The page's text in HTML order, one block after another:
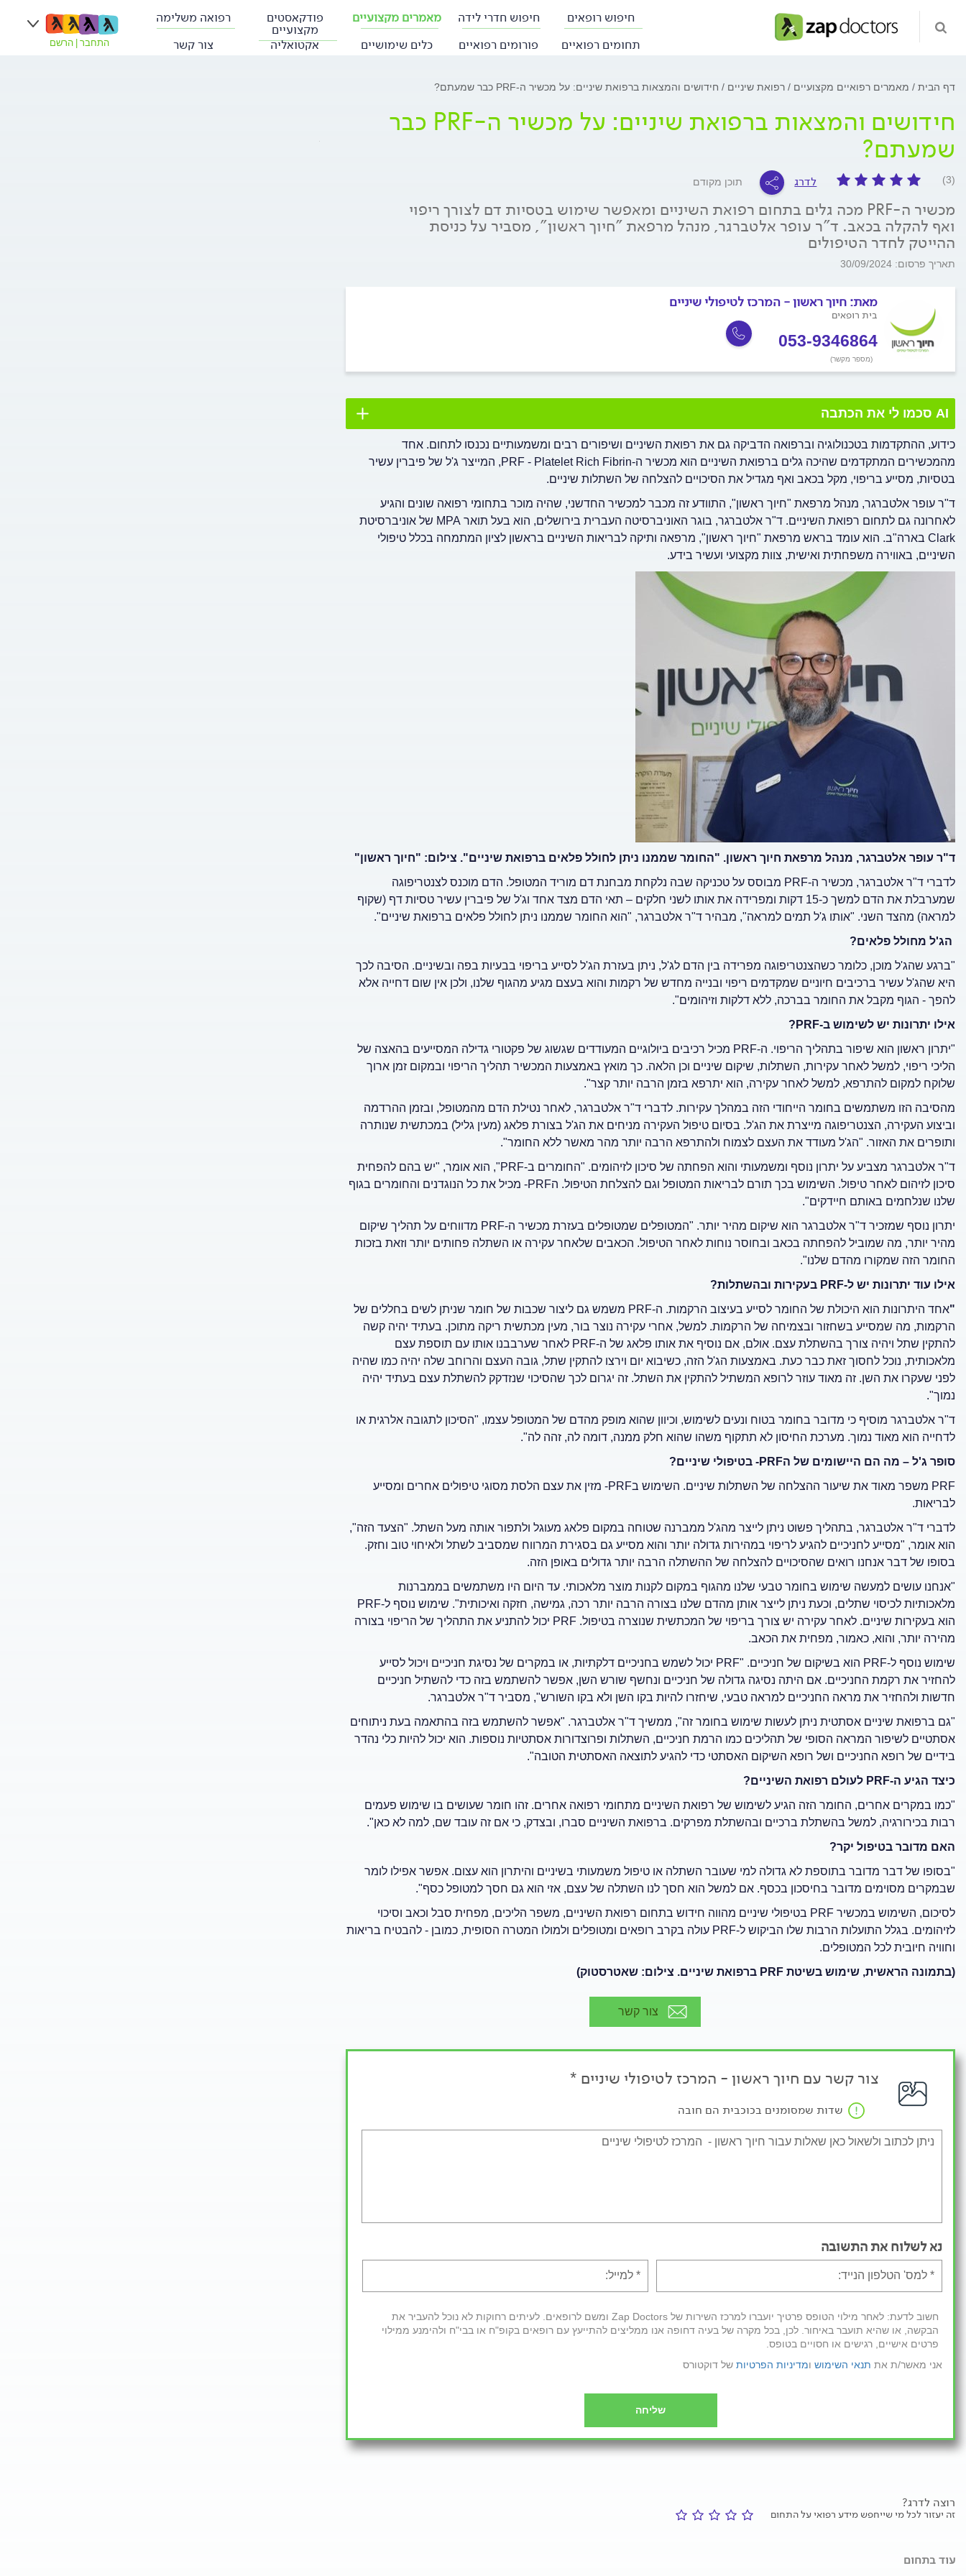
חיפוש רופאים חיפוש חדרי לידה מאמרים מקצועיים פודקאסטים
מקצועיים
רפואה משלימה
תחומים רפואיים
פורומים רפואיים כלים שימושיים אקטואליה צור קשר התחבר הרשם
דף הבית מאמרים רפואיים מקצועיים רפואת שיניים חידושים והמצאות ברפואת שיניים: על מכשיר ה-PRF כבר שמעתם?
חידושים והמצאות ברפואת שיניים: על מכשיר ה-PRF כבר
שמעתם?
(3) לדרג תוכן מקודם
מכשיר ה-PRF מכה גלים בתחום רפואת השיניים ומאפשר שימוש בטסיות דם לצורך ריפוי
ואף להקלה בכאב. ד"ר עופר אלטברגר, מנהל מרפאת "חיוך ראשון", מסביר על כניסת
ההייטק לחדר הטיפולים
תאריך פרסום: 30/09/2024
מאת: חיוך ראשון - המרכז לטיפולי שיניים
בית רופאים
053-9346864
(מספר מקשר)
AI סכמו לי את הכתבה
כידוע, ההתקדמות בטכנולוגיה וברפואה הדביקה גם את רפואת השיניים ושיפורים רבים ומשמעותיים נכנסו לתחום. אחד
מהמכשירים המתקדמים שהיכה גלים ברפואת השיניים הוא מכשיר ה-PRF - Platelet Rich Fibrin, המייצר ג'ל של פיברין עשיר
בטסיות, מסייע בריפוי, מקל בכאב ואף מגדיל את הסיכויים להצלחה של השתלות שיניים.
ד"ר עופר אלטברגר, מנהל מרפאת "חיוך ראשון", התוודע זה מכבר למכשיר החדשני, שהיה מוכר בתחומי רפואה שונים והגיע
לאחרונה גם לתחום רפואת השיניים. ד"ר אלטברגר, בוגר האוניברסיטה העברית בירושלים, הוא בעל תואר MPA של אוניברסיטת
Clark בארה"ב. הוא עומד בראש מרפאת "חיוך ראשון", מרפאה ותיקה לבריאות השיניים בראשון לציון המתמחה בכלל טיפולי
השיניים, באווירה משפחתית ואישית, צוות מקצועי ועשיר בידע.
ד"ר עופר אלטברגר, מנהל מרפאת חיוך ראשון. "החומר שממנו ניתן לחולל פלאים ברפואת שיניים". צילום: "חיוך ראשון"
לדברי ד"ר אלטברגר, מכשיר ה-PRF מבוסס על טכניקה שבה נלקחת מבחנת דם מוריד המטופל. הדם מוכנס לצנטריפוגה
שמערבלת את הדם למשך כ-15 דקות ומפרידה את אותו לשני חלקים – תאי הדם מצד אחד וג'ל של פיברין עשיר טסיות דף (שקוף
למראה) מהצד השני. "אותו ג'ל תמים למראה", מבהיר ד"ר אלטברגר, "הוא החומר שממנו ניתן לחולל פלאים ברפואת שיניים".
הג'ל מחולל פלאים?
"ברגע שהג'ל מוכן, כלומר כשהצנטריפוגה מפרידה בין הדם לג'ל, ניתן בעזרת הג'ל לסייע בריפוי בבעיות בפה ובשיניים. הסיבה לכך
היא שהג'ל עשיר ברכיבים חיוניים שמקדמים ריפוי ובנייה מחדש של רקמות והוא בעצם מגיע מהגוף שלנו, ולכן אין שום דחייה אלא
להפך - הגוף מקבל את החומר בברכה, ללא דלקות וזיהומים".
אילו יתרונות יש לשימוש ב-PRF
?
"יתרון ראשון הוא שיפור בתהליך הריפוי. ה-PRF מכיל רכיבים ביולוגיים המעודדים שגשוג של פקטורי גדילה המסייעים בהאצה של
הליכי ריפוי, למשל לאחר עקירות, השתלות, שיקום שיניים וכן הלאה. כך מואץ באמצעות המכשיר תהליך הריפוי ובמקום זמן ארוך
שלוקח למקום להתרפא, למשל לאחר עקירה, הוא יתרפא בזמן הרבה יותר קצר".
מהסיבה הזו משתמשים בחומר הייחודי הזה במהלך עקירות. לדברי ד"ר אלטברגר, לאחר נטילת הדם מהמטופל, ובזמן ההרדמה
וביצוע העקירה, הצנטריפוגה מייצרת את הג'ל. בסיום טיפול העקירה מניחים את הג'ל בצורת פלאג (מעין גליל) במכתשית שנותרה
ותופרים את האזור. "הג'ל מעודד את העצם לצמוח ולהתרפא הרבה יותר מהר מאשר ללא החומר".
ד"ר אלטברגר מצביע על יתרון נוסף ומשמעותי והוא הפחתה של סיכון לזיהומים. "החומרים ב-PRF", הוא אומר, "יש בהם להפחית
סיכון לזיהום לאחר טיפול. השימוש בכך תורם לבריאות המטופל וגם להצלחת הטיפול. הPRF- מכיל את כל הנוגדנים והחומרים בגוף
שלנו שנלחמים באותם חיידקים".
יתרון נוסף שמזכיר ד"ר אלטברגר הוא שיקום מהיר יותר. "המטופלים שמטופלים בעזרת מכשיר ה-PRF מדווחים על תהליך שיקום
מהיר יותר, מה שמוביל להפחתה בכאב ובחוסר נוחות לאחר הטיפול. הכאבים שלאחר עקירה או השתלה פחותים יותר וזאת בזכות
החומר הזה שמקורו מהדם שלנו".
אילו עוד יתרונות יש ל-PRF בעקירות ובהשתלות?
"
אחד היתרונות הוא היכולת של החומר לסייע בעיצוב הרקמות. ה-PRF משמש גם ליצור שכבות של חומר שניתן לשים בחללים של
הרקמות, מה שמסייע בשחזור ובצמיחה של הרקמות. למשל, אחרי עקירה נוצר בור, מעין מכתשית ריקה מתוכן. בעתיד יהיה קשה
להתקין שתל ויהיה צורך בהשתלת עצם. אולם, אם נוסיף את אותו פלאג של ה-PRF לאחר שערבבנו אותו עם תוספת עצם
מלאכותית, נוכל לחסוך זאת כבר כעת. באמצעות הג'ל הזה, כשיבוא יום וירצו להתקין שתל, גובה העצם והרוחב שלה יהיה כמו שהיה
לפני שעקרו את השן. זה מאוד עוזר לרופא המשתיל להתקין את השתל. זה יגרום לכך שהסיכוי שנזדקק להשתלת עצם בעתיד יהיה
נמוך".
ד"ר אלטברגר מוסיף כי מדובר בחומר בטוח ונעים לשימוש, וכיוון שהוא מופק מהדם של המטופל עצמו, "הסיכון לתגובה אלרגית או
לדחייה הוא מאוד נמוך. מערכת החיסון לא תתקוף משהו שהוא חלק ממנה, דומה לה, זהה לה".
סופר ג'ל – מה הם היישומים של הPRF-
בטיפולי שיניים?
PRF משפר מאוד את שיעור ההצלחה של השתלות שיניים. השימוש בPRF- מזין את עצם הלסת מסוגי טיפולים אחרים ומסייע
לבריאות.
לדברי ד"ר אלטברגר, בתהליך פשוט ניתן לייצר מהג'ל ממברנה שטוחה במקום פלאג מעוגל ולתפור אותה מעל השתל. "הצעד הזה",
הוא אומר, "מסייע לחניכיים להגיע לריפוי במהירות גדולה יותר והוא מסייע גם בסגירת המרווח שמסביב לשתל ולאיחוי טוב וחזק.
בסופו של דבר אנחנו רואים שהסיכויים להצלחה של ההשתלה הרבה יותר גדולים באופן הזה.
"אנחנו עושים למעשה שימוש בחומר טבעי שלנו מהגוף במקום לקנות מוצר מלאכותי. עד היום היו משתמשים בממברנות
מלאכותיות לכיסוי שתלים, וכעת ניתן לייצר אותן מהדם שלנו בצורה הרבה יותר רכה, גמישה, חזקה ואיכותית". שימוש נוסף ל-PRF
הוא בעקירות שיניים. לאחר עקירה יש צורך בריפוי של המכתשית שנוצרה בטיפול. PRF יכול להתניע את התהליך של הריפוי בצורה
מהירה יותר, והוא, כאמור, מפחית את הכאב.
שימוש נוסף ל-PRF הוא בשיקום של חניכיים. "PRF יכול לשמש בחניכיים דלקתיות, או במקרים של נסיגת חניכיים ויכול לסייע
להחזיר את רקמת החניכיים. אם היתה נסיגה גדולה של חניכיים ונחשף שורש השן, אפשר להשתמש בזה כדי להשתיל חניכיים
חדשות ולהחזיר את מראה החניכיים למראה טבעי, שיחזרו להיות בקו השן ולא בקו השורש", מסביר ד"ר אלטברגר.
"גם ברפואת שיניים אסתטית ניתן לעשות שימוש בחומר זה", ממשיך ד"ר אלטברגר. "אפשר להשתמש בזה בהתאמה בעת ניתוחים
אסתטיים לשיפור המראה הסופי של תהליכים כמו הרמת חניכיים, השתלות ופרוצדורות אסתטיות נוספות. הוא יכול להיות כלי נהדר
בידיים של רופא החניכיים ושל רופא השיקום האסתטי כדי להגיע לתוצאה האסתטית הטובה".
כיצד הגיע ה-PRF לעולם רפואת השיניים?
"כמו במקרים אחרים, החומר הזה הגיע לשימוש של רפואת השיניים מתחומי רפואה אחרים. זהו חומר שעושים בו שימוש פעמים
רבות בכירורגיה, למשל בהשתלת ברכיים ובהשתלת מפרקים. ברפואת השיניים סברו, ובצדק, כי אם זה עובד שם, למה לא כאן".
האם מדובר בטיפול יקר?
"בסופו של דבר מדובר בתוספת לא גדולה למי שעובר השתלה או טיפול משמעותי בשיניים והיתרון הוא עצום. אפשר אפילו לומר
שבמקרים מסוימים מדובר בחיסכון בכסף. אם למשל הוא חסך לנו השתלה של עצם, אזי הוא גם חסך למטופל כסף".
לסיכום, השימוש במכשיר PRF בטיפולי שיניים מהווה חידוש בתחום רפואת השיניים, משפר הליכים, מפחית סבל וכאב וסיכוי
לזיהומים. בגלל התועלות הרבות שלו הביקוש ל-PRF עולה בקרב רופאים ומטופלים ולמולו המטרה הסופית, כמובן - להבטיח בריאות
וחוויה חיובית לכל המטופלים.
(בתמונה הראשית, שימוש בשיטת PRF ברפואת שיניים. צילום: שאטרסטוק)
צור קשר
צור קשר עם חיוך ראשון - המרכז לטיפולי שיניים *
שדות שמסומנים בכוכבית הם חובה
נא לשלוח את התשובה
חשוב לדעת: לאחר מילוי הטופס פרטיך יועברו למרכז השירות של Zap Doctors ומשם לרופאים. לעיתים רחוקות לא נוכל להעביר את
הבקשה, או שהיא תועבר באיחור. לכן, בכל מקרה של בעיה דחופה אנו ממליצים להתייעץ עם רופאים בקופ"ח או בבי"ח ולהימנע ממילוי
פרטים אישיים, רגישים או חסויים בטופס.
אני מאשר/ת את תנאי השימוש ומדיניות הפרטיות של דוקטורס
שליחה
רוצה לדרג?
זה יעזור לכל מי שייחפש מידע רפואי על התחום
עוד בתחום